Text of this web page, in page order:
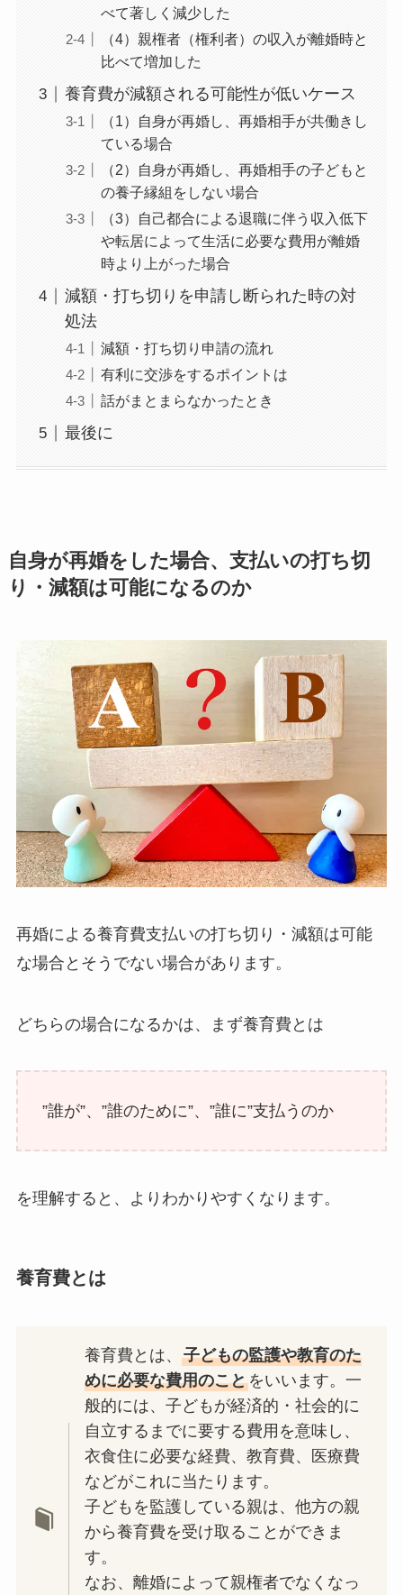
べて著しく減少した
（4）親権者（権利者）の収入が離婚時と
比べて増加した
養育費が減額される可能性が低いケース
（1）自身が再婚し、再婚相手が共働きし
ている場合
（2）自身が再婚し、再婚相手の子どもと
の養子縁組をしない場合
（3）自己都合による退職に伴う収入低下
や転居によって生活に必要な費用が離婚
時より上がった場合
減額・打ち切りを申請し断られた時の対
処法
減額・打ち切り申請の流れ
有利に交渉をするポイントは
話がまとまらなかったとき
最後に
自身が再婚をした場合、支払いの打ち切
り・減額は可能になるのか
再婚による養育費支払いの打ち切り・減額は可能
な場合とそうでない場合があります。
どちらの場合になるかは、まず養育費とは
”誰が”、”誰のために”、”誰に”支払うのか
を理解すると、よりわかりやすくなります。
養育費とは
養育費とは、子どもの監護や教育のた
めに必要な費用のことをいいます。一
般的には、子どもが経済的・社会的に
自立するまでに要する費用を意味し、
衣食住に必要な経費、教育費、医療費
などがこれに当たります。
子どもを監護している親は、他方の親
から養育費を受け取ることができま
す。
なお、離婚によって親権者でなくなっ